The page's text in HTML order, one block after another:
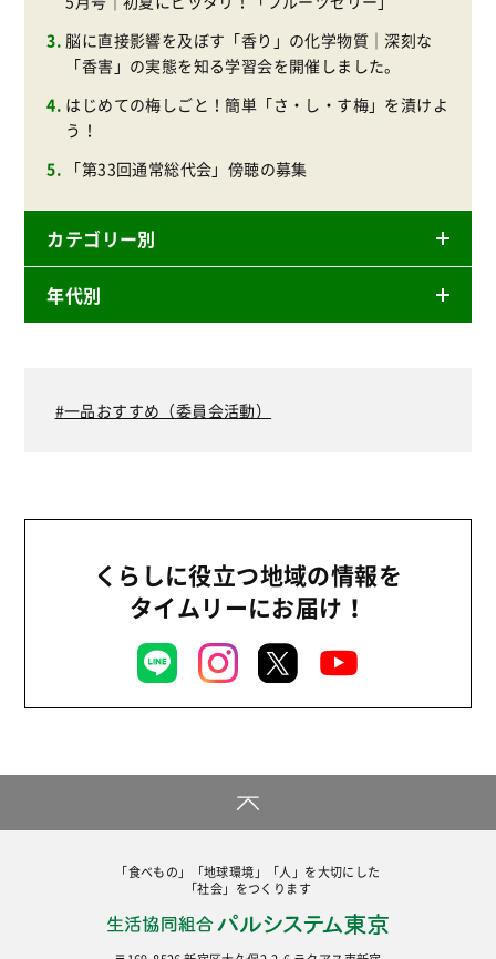
脳に直接影響を及ぼす「香り」の化学物質｜深刻な
「香害」の実態を知る学習会を開催しました。
はじめての梅しごと！簡単「さ・し・す梅」を漬けよ
う！
「第33回通常総代会」傍聴の募集
カテゴリー別
ニュースリリース
事業
平和と国際連帯
お米の出前授業
パルシステムでんき
消費者
年代別
2025年
2022年
2017年
2014年
一品おすすめ（委員会活動）
くらしに役立つ地域の情報を
タイムリーにお届け！
「食べもの」「地球環境」「人」を大切にした
「社会」をつくります